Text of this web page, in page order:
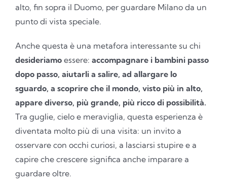
alto, fin sopra il Duomo, per guardare Milano da un
punto di vista speciale.
Anche questa è una metafora interessante su chi
desideriamoessere: accompagnare i bambini passo
dopo passo, aiutarli a salire, ad allargare lo
sguardo, a scoprire che il mondo, visto più in alto,
appare diverso, più grande, più ricco di possibilità.
Tra guglie, cielo e meraviglia, questa esperienza è
diventata molto più di una visita: un invito a
osservare con occhi curiosi, a lasciarsi stupire e a
capire che crescere significa anche imparare a
guardare oltre.